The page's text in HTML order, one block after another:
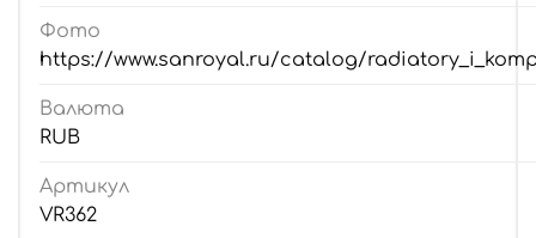
Фото
https://www.sanroyal.ru/catalog/
Валюта
RUB
Артикул
VR362